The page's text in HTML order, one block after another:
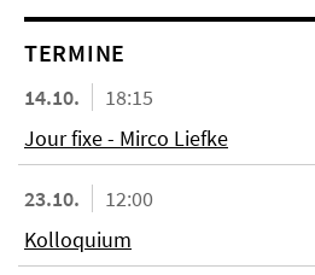
TERMINE
14.10.
18:15
Jour fixe - Mirco Liefke
23.10.
12:00
Kolloquium